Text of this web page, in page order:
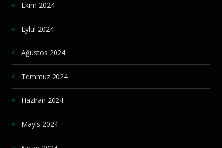
Ekim 2024
Eylül 2024
Ağustos 2024
Temmuz 2024
Haziran 2024
Mayıs 2024